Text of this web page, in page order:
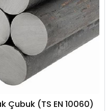
Çubuk (TS EN 10060)